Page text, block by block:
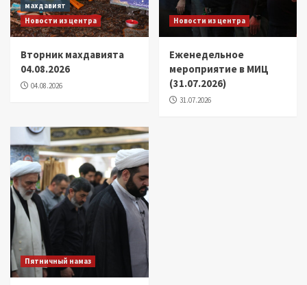
махдавият
Новости из центра
Вторник махдавията
04.08.2026
04.08.2026
Новости из центра
Еженедельное
мероприятие в МИЦ
(31.07.2026)
31.07.2026
Пятничный намаз